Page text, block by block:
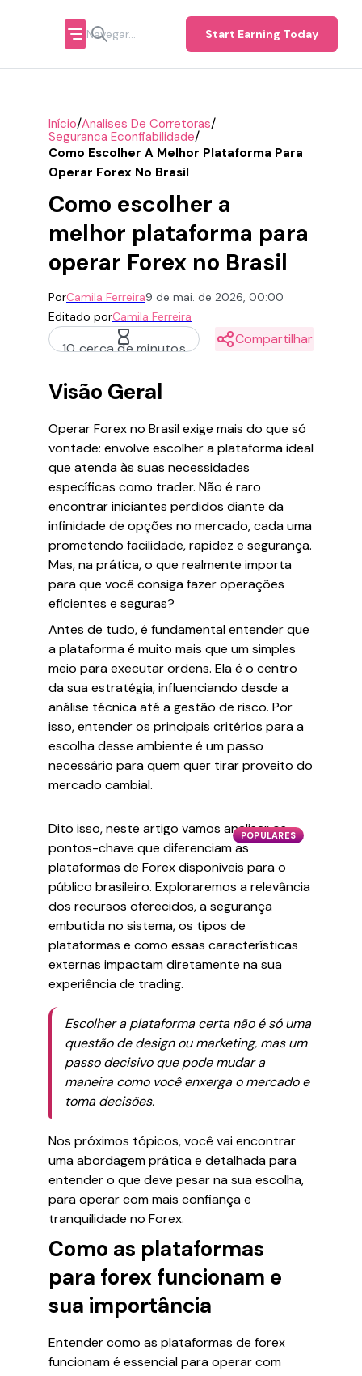
Start Earning Today
Início/Analises De Corretoras/
Seguranca Econfiabilidade/
Como Escolher A Melhor Plataforma Para
Operar Forex No Brasil
Como escolher a
melhor plataforma para
operar Forex no Brasil
PorCamila Ferreira9 de mai. de 2026, 00:00
Editado porCamila Ferreira
10 cerca de minutos
Compartilhar
Visão Geral
Operar Forex no Brasil exige mais do que só
vontade: envolve escolher a plataforma ideal
que atenda às suas necessidades
específicas como trader. Não é raro
encontrar iniciantes perdidos diante da
infinidade de opções no mercado, cada uma
prometendo facilidade, rapidez e segurança.
Mas, na prática, o que realmente importa
para que você consiga fazer operações
eficientes e seguras?
Antes de tudo, é fundamental entender que
a plataforma é muito mais que um simples
meio para executar ordens. Ela é o centro
da sua estratégia, influenciando desde a
análise técnica até a gestão de risco. Por
isso, entender os principais critérios para a
escolha desse ambiente é um passo
necessário para quem quer tirar proveito do
mercado cambial.
POPULARES
Dito isso, neste artigo vamos analisar os
pontos-chave que diferenciam as
plataformas de Forex disponíveis para o
público brasileiro. Exploraremos a relevância
dos recursos oferecidos, a segurança
embutida no sistema, os tipos de
plataformas e como essas características
externas impactam diretamente na sua
experiência de trading.
Escolher a plataforma certa não é só uma
questão de design ou marketing, mas um
passo decisivo que pode mudar a
maneira como você enxerga o mercado e
toma decisões.
Nos próximos tópicos, você vai encontrar
uma abordagem prática e detalhada para
entender o que deve pesar na sua escolha,
para operar com mais confiança e
tranquilidade no Forex.
Como as plataformas
para forex funcionam e
sua importância
Entender como as plataformas de forex
funcionam é essencial para operar com